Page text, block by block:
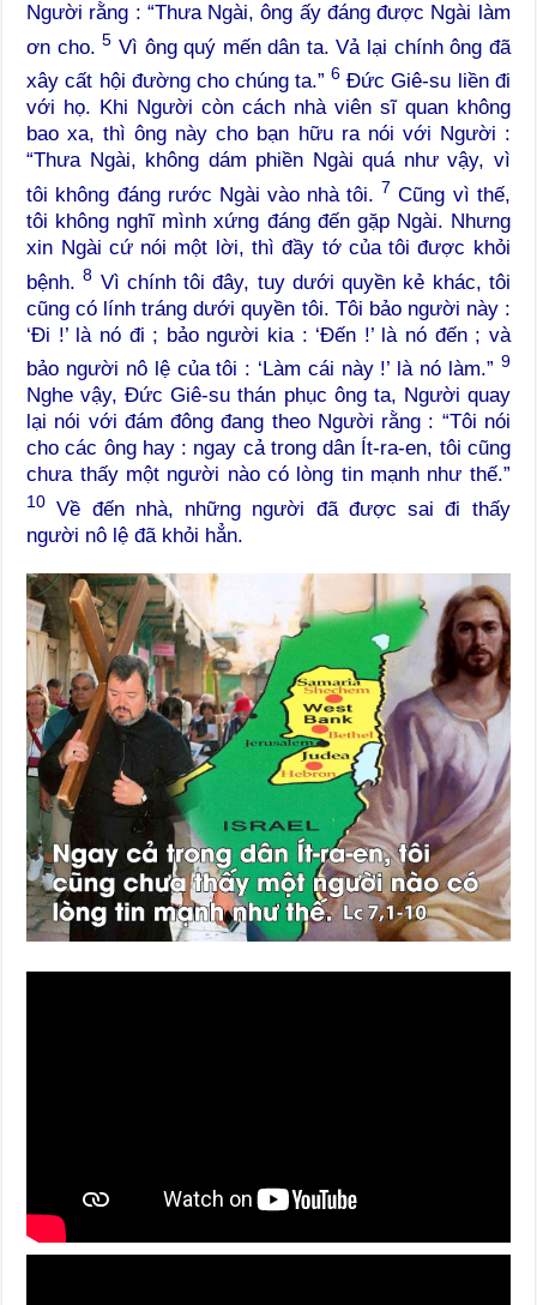
Người rằng : “Thưa Ngài, ông ấy đáng được Ngài làm
ơn cho.5 Vì ông quý mến dân ta. Vả lại chính ông đã
xây cất hội đường cho chúng ta.”6 Đức Giê-su liền đi
với họ. Khi Người còn cách nhà viên sĩ quan không
bao xa, thì ông này cho bạn hữu ra nói với Người :
“Thưa Ngài, không dám phiền Ngài quá như vậy, vì
tôi không đáng rước Ngài vào nhà tôi. 7 Cũng vì thế,
tôi không nghĩ mình xứng đáng đến gặp Ngài. Nhưng
xin Ngài cứ nói một lời, thì đầy tớ của tôi được khỏi
bệnh.8 Vì chính tôi đây, tuy dưới quyền kẻ khác, tôi
cũng có lính tráng dưới quyền tôi. Tôi bảo người này :
‘Đi !’ là nó đi ; bảo người kia : ‘Đến !’ là nó đến ; và
bảo người nô lệ của tôi : ‘Làm cái này !’ là nó làm.” 9
Nghe vậy, Đức Giê-su thán phục ông ta, Người quay
lại nói với đám đông đang theo Người rằng : “Tôi nói
cho các ông hay : ngay cả trong dân Ít-ra-en, tôi cũng
chưa thấy một người nào có lòng tin mạnh như thế.”
10 Về đến nhà, những người đã được sai đi thấy
người nô lệ đã khỏi hẳn.